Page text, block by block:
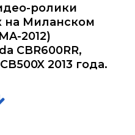
ролики
на Миланском
2012)
CBR600RR,
2013 года.